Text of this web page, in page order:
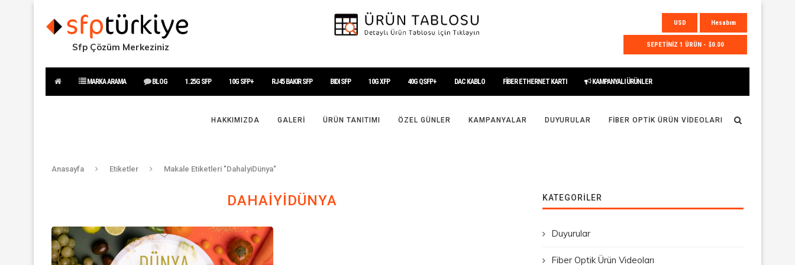
Sfp Çözüm Merkeziniz
Hesabım
USD
SEPETİNİZ 1 ÜRÜN - $0.00
MARKA ARAMA BLOG 1.25G SFP 10G SFP+ RJ45 BAKIR SFP BIDI SFP 10G XFP 40G QSFP+ DAC KABLO FİBER ETHERNET KARTI KAMPANYALI ÜRÜNLER
HAKKIMIZDA GALERI ÜRÜN TANITIMI ÖZEL GÜNLER KAMPANYALAR DUYURULAR FIBER OPTIK ÜRÜN VIDEOLARI
Anasayfa Etiketler Makale Etiketleri "DahaİyiDünya"
DAHAİYIDÜNYA KATEGORILER
Duyurular
Fiber Optik Ürün Videoları